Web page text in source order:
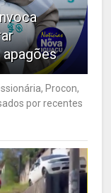
Procon,
por recentes